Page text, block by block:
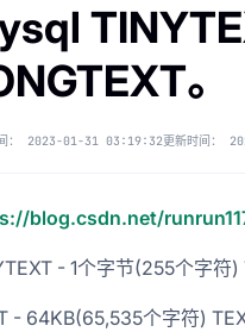
。
： 2023-01-31 03:19:32更新时间：
blog.csdn.net/
- 1个字节(255个字符
- 64KB(65,535个字符)